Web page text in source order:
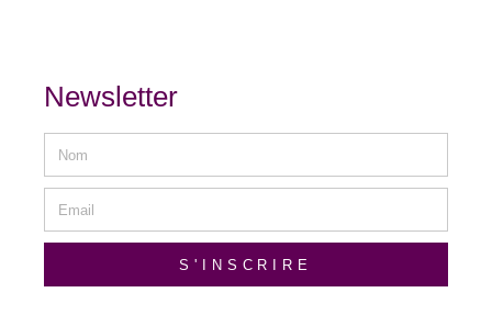
Newsletter
S'INSCRIRE